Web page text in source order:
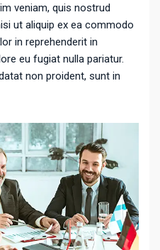
veniam, quis nostrud
ut aliquip ex ea commodo
in reprehenderit in
eu fugiat nulla pariatur.
non proident, sunt in